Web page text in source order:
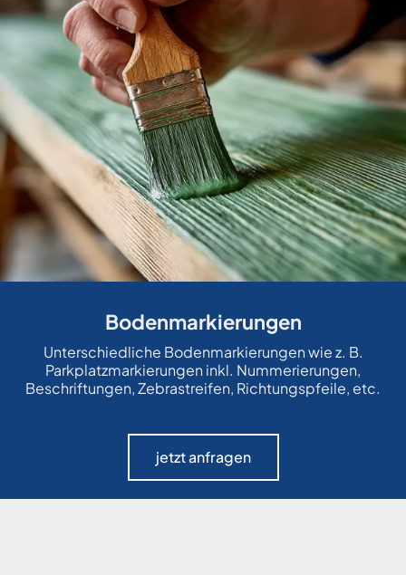
Bodenmarkierungen
Unterschiedliche Bodenmarkierungen wie z. B.
Parkplatzmarkierungen inkl. Nummerierungen,
Beschriftungen, Zebrastreifen, Richtungspfeile, etc.
jetzt anfragen